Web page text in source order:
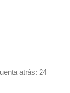
atrás: 24